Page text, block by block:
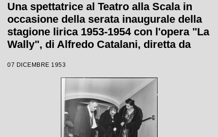
Una spettatrice al Teatro alla Scala in
occasione della serata inaugurale della
stagione lirica 1953-1954 con l'opera "La
Wally", di Alfredo Catalani, diretta da
Tatiana Pavlova
07 DICEMBRE 1953